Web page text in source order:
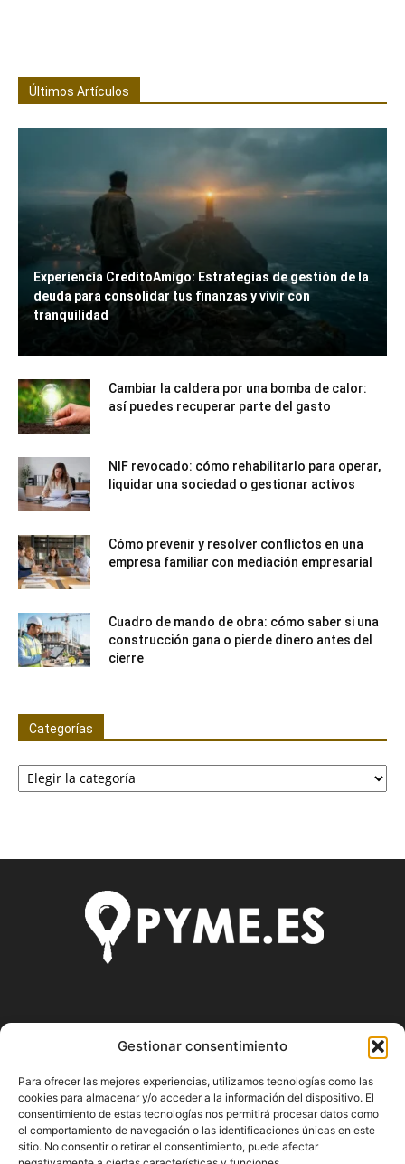
Gestionar consentimiento
Para ofrecer las mejores experiencias, utilizamos tecnologías como las
cookies para almacenar y/o acceder a la información del dispositivo. El
consentimiento de estas tecnologías nos permitirá procesar datos como
el comportamiento de navegación o las identificaciones únicas en este
sitio. No consentir o retirar el consentimiento, puede afectar
Últimos Artículos
Experiencia CreditoAmigo: Estrategias de gestión de la
deuda para consolidar tus finanzas y vivir con
tranquilidad
Cambiar la caldera por una bomba de calor:
así puedes recuperar parte del gasto
NIF revocado: cómo rehabilitarlo para operar,
liquidar una sociedad o gestionar activos
Cómo prevenir y resolver conflictos en una
empresa familiar con mediación empresarial
Cuadro de mando de obra: cómo saber si una
construcción gana o pierde dinero antes del
cierre
Categorías
Categorías
actualizado de todas las noticias y novedades sobre la
economía en España y el mundo, así como donde podrás
conseguir toda la información necesaria sobre
emprendimiento.